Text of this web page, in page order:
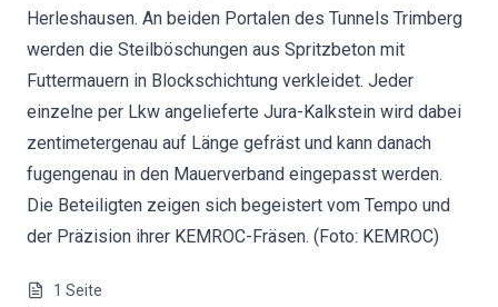
Herleshausen. An beiden Portalen des Tunnels Trimberg
werden die Steilböschungen aus Spritzbeton mit
Futtermauern in Blockschichtung verkleidet. Jeder
einzelne per Lkw angelieferte Jura-Kalkstein wird dabei
zentimetergenau auf Länge gefräst und kann danach
fugengenau in den Mauerverband eingepasst werden.
Die Beteiligten zeigen sich begeistert vom Tempo und
der Präzision ihrer KEMROC-Fräsen. (Foto: KEMROC)
1 Seite